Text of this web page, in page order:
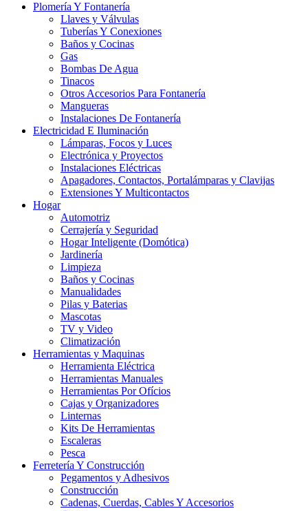
Plomería Y Fontanería
Llaves y Válvulas
Tuberías Y Conexiones
Baños y Cocinas
Gas
Bombas De Agua
Tinacos
Otros Accesorios Para Fontanería
Mangueras
Instalaciones De Fontanería
Electricidad E Iluminación
Lámparas, Focos y Luces
Electrónica y Proyectos
Instalaciones Eléctricas
Apagadores, Contactos, Portalámparas y Clavijas
Extensiones Y Multicontactos
Hogar
Automotriz
Cerrajería y Seguridad
Hogar Inteligente (Domótica)
Jardinería
Limpieza
Baños y Cocinas
Manualidades
Pilas y Baterias
Mascotas
TV y Video
Climatización
Herramientas y Maquinas
Herramienta Eléctrica
Herramientas Manuales
Herramientas Por Ofícios
Cajas y Organizadores
Linternas
Kits De Herramientas
Escaleras
Pesca
Ferretería Y Construcción
Pegamentos y Adhesivos
Construcción
Cadenas, Cuerdas, Cables Y Accesorios